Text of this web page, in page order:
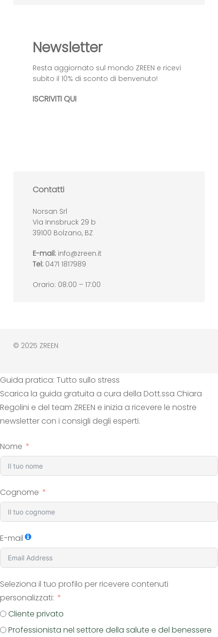
Newsletter
Resta aggiornato sul mondo ZREEN e ricevi
subito il 10% di sconto di benvenuto!
ISCRIVITI QUI
Contatti
Norsan Srl
Via Innsbruck 29 b
39100 Bolzano, BZ
E-mail: info@zreen.it
Tel: 0471 1817989
Orario: 08:00 – 17:00
© 2025 ZREEN
Guida pratica: Tutto sullo stress
Scarica la guida gratuita a cura della Dott.ssa Chiara
Regolini e del team ZREEN e inizia a ricevere le nostre
newsletter con i consigli degli esperti.
Nome
Cognome
E-mail
Seleziona il tuo profilo per ricevere contenuti
personalizzati:
Cliente privato
Professionista nel settore della salute e del benessere